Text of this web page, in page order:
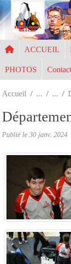
ACCUEIL
PHOTOS
Accueil
Publié le 30 janv. 2024
Panneau de gestion